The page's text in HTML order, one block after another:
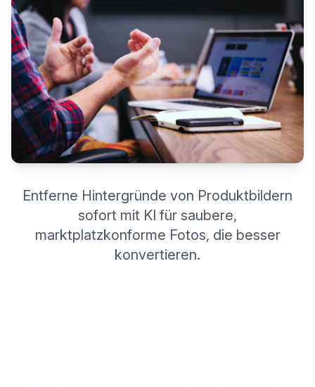
Entferne Hintergründe von Produktbildern
sofort mit KI für saubere,
marktplatzkonforme Fotos, die besser
konvertieren.